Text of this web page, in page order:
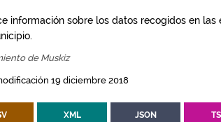
información sobre los datos recogidos en
de Muskiz
19 diciembre 2018
XML JSON